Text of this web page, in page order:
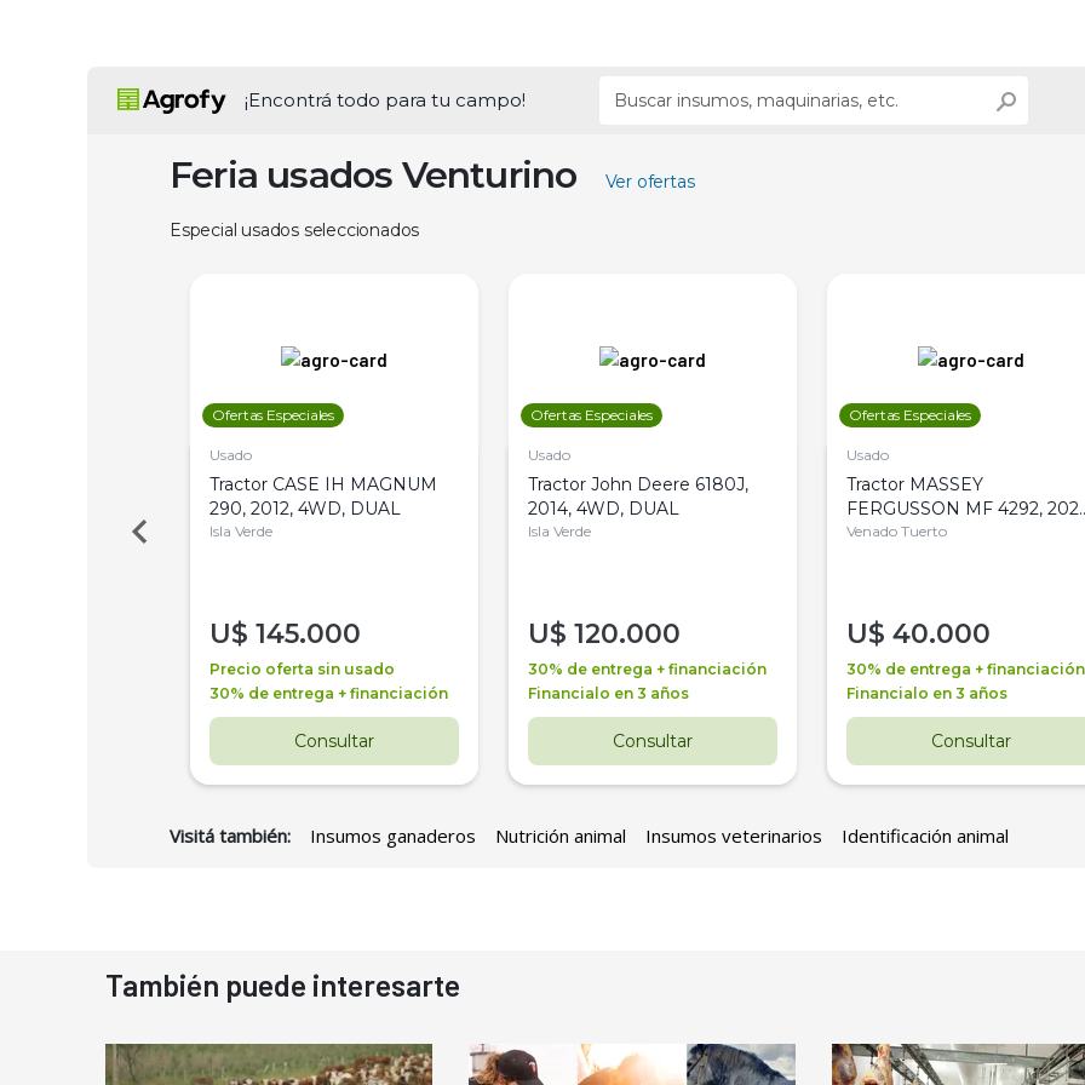
¡Encontrá todo para tu campo!
Feria usados Venturino Ver ofertas
Especial usados seleccionados
Ofertas Especiales
Usado
Tractor CASE IH MAGNUM
290, 2012, 4WD, DUAL
Isla Verde
U$ 145.000
Precio oferta sin usado
30% de entrega + financiación
Consultar
Ofertas Especiales
Usado
Tractor John Deere 6180J,
2014, 4WD, DUAL
Isla Verde
U$ 120.000
30% de entrega + financiación
Financialo en 3 años
Consultar
Ofertas Especiales
Usado
Tractor MASSEY
FERGUSSON MF 4292,
4WD, PATON
Venado Tuerto
U$ 40.000
30% de entrega + financiación
Financialo en 3 años
Consultar
Visitá también: Insumos ganaderos Nutrición animal Insumos veterinarios Identificación animal
También puede interesarte